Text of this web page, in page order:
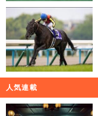
人気連載